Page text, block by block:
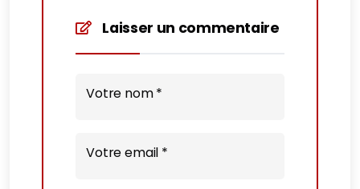
Laisser un commentaire
Votre nom *
Votre email *